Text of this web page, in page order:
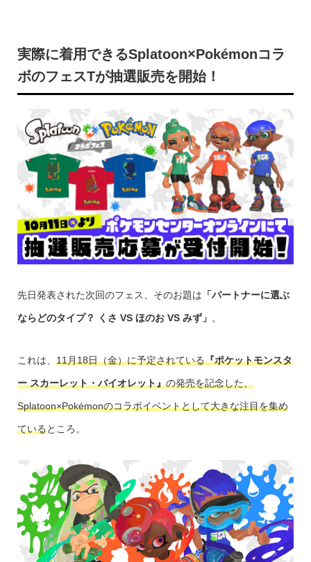
実際に着用できるSplatoon×Pokémonコラ
ボのフェスTが抽選販売を開始！
先日発表された次回のフェス、そのお題は 「パートナーに選ぶ
ならどのタイプ？ くさ VS ほのお VS みず」 。
これは、 11月18日（金）に予定されている『ポケットモンスタ
ー スカーレット・バイオレット』の発売を記念した、
Splatoon×Pokémonのコラボイベントとして大きな注目を集め
ているところ。